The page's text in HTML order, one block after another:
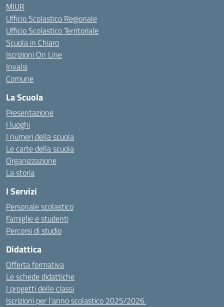
MIUR
Ufficio Scolastico Regionale
Ufficio Scolastico Territoriale
Scuola in Chiaro
Iscrizioni On Line
Invalsi
Comune
La Scuola
Presentazione
I luoghi
I numeri della scuola
Le carte della scuola
Organizzazione
La storia
I Servizi
Personale scolastico
Famiglie e studenti
Percorsi di studio
Didattica
Offerta formativa
Le schede didattiche
I progetti delle classi
Iscrizioni per l’anno scolastico 2025/2026.